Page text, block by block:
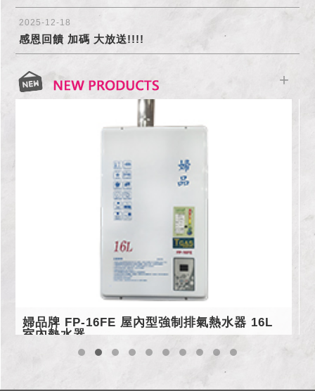
2025-12-18
感恩回饋 加碼 大放送!!!!
+
婦品牌 FP-16FE 屋內型強制排氣熱水器 16L
室內熱水器
●數位恆溫 ●分段火排 ●強制排氣 ●分流管降溫設計 ●2級能源效
率 ●99.9%無氧銅水箱 ●60分鐘自動熄火裝置 ●屋內型下置馬達 ●
防空燒裝置 ●7秒點火安全裝置 ●防超壓裝置 ●MIT台灣製造